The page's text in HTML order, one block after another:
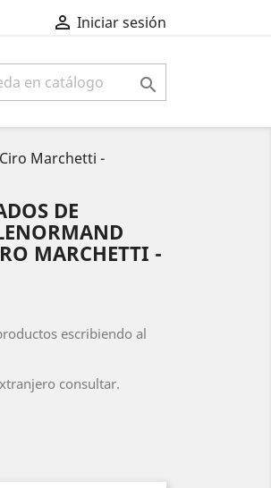
 Iniciar sesión

Marchetti -
DE
MARCHETTI -
escribiendo al
consultar.